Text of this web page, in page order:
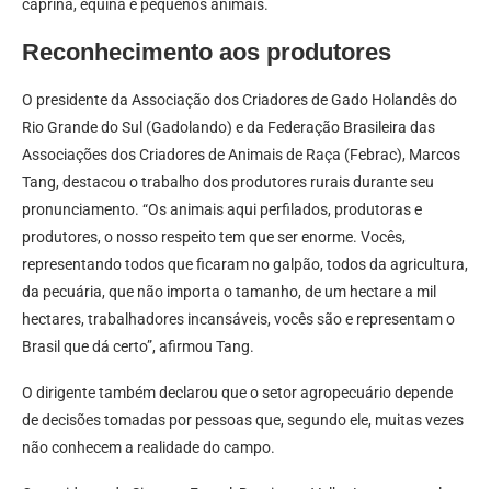
caprina, equina e pequenos animais.
Reconhecimento aos produtores
O presidente da Associação dos Criadores de Gado Holandês do
Rio Grande do Sul (Gadolando) e da Federação Brasileira das
Associações dos Criadores de Animais de Raça (Febrac), Marcos
Tang, destacou o trabalho dos produtores rurais durante seu
pronunciamento. “Os animais aqui perfilados, produtoras e
produtores, o nosso respeito tem que ser enorme. Vocês,
representando todos que ficaram no galpão, todos da agricultura,
da pecuária, que não importa o tamanho, de um hectare a mil
hectares, trabalhadores incansáveis, vocês são e representam o
Brasil que dá certo”, afirmou Tang.
O dirigente também declarou que o setor agropecuário depende
de decisões tomadas por pessoas que, segundo ele, muitas vezes
não conhecem a realidade do campo.